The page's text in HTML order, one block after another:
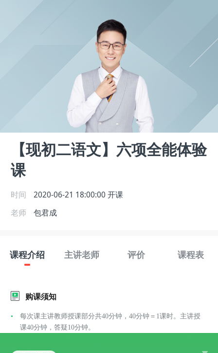
【现初二语文】六项全能体验
课
时间 2020-06-21 18:00:00 开课
老师
包君成
课程介绍 主讲老师 评价 课程表
购课须知
每次课主讲教师授课部分共40分钟，40分钟＝1课时。主讲授
课40分钟，答疑10分钟。